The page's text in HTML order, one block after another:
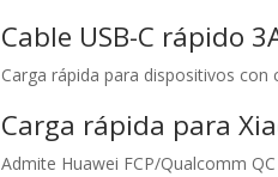
Cable USB-C rápido
Carga rápida para dispositivos con
Carga rápida para
Admite Huawei FCP/Qualcomm